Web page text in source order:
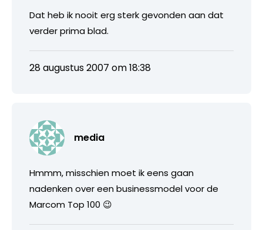
Dat heb ik nooit erg sterk gevonden aan dat
verder prima blad.
28 augustus 2007 om 18:38
media
Hmmm, misschien moet ik eens gaan
nadenken over een businessmodel voor de
Marcom Top 100 😉